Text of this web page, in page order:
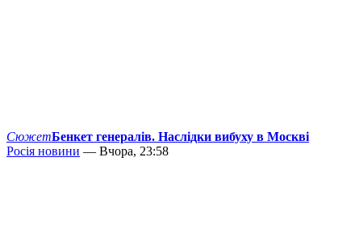
СюжетБенкет генералів. Наслідки вибуху в Москві
Росія новини — Вчора, 23:58